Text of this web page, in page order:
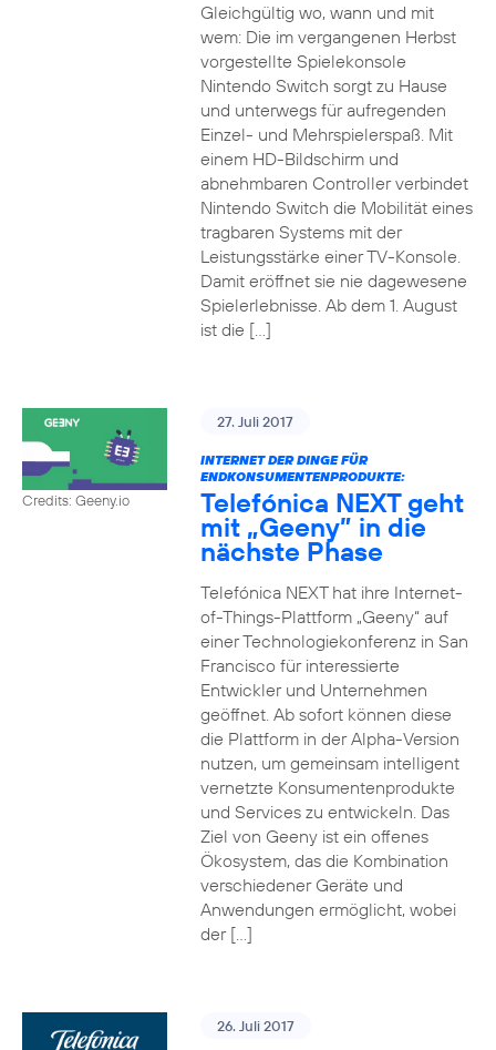
Gleichgültig wo, wann und mit
wem: Die im vergangenen Herbst
vorgestellte Spielekonsole
Nintendo Switch sorgt zu Hause
und unterwegs für aufregenden
Einzel- und Mehrspielerspaß. Mit
einem HD-Bildschirm und
abnehmbaren Controller verbindet
Nintendo Switch die Mobilität eines
tragbaren Systems mit der
Leistungsstärke einer TV-Konsole.
Damit eröffnet sie nie dagewesene
Spielerlebnisse. Ab dem 1. August
ist die […]
Credits: Geeny.io
27. Juli 2017
INTERNET DER DINGE FÜR
ENDKONSUMENTENPRODUKTE:
Telefónica NEXT geht
mit „Geeny” in die
nächste Phase
Telefónica NEXT hat ihre Internet-
of-Things-Plattform „Geeny“ auf
einer Technologiekonferenz in San
Francisco für interessierte
Entwickler und Unternehmen
geöffnet. Ab sofort können diese
die Plattform in der Alpha-Version
nutzen, um gemeinsam intelligent
vernetzte Konsumentenprodukte
und Services zu entwickeln. Das
Ziel von Geeny ist ein offenes
Ökosystem, das die Kombination
verschiedener Geräte und
Anwendungen ermöglicht, wobei
der […]
26. Juli 2017